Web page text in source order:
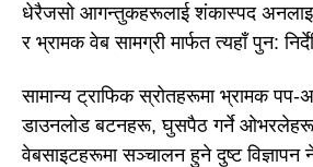
धेरैजसो आगन्तुकहरूलाई शंकास्पद
र भ्रामक वेब सामग्री मार्फत त्यहाँ पुन:
सामान्य ट्राफिक स्रोतहरूमा भ्रामक
डाउनलोड बटनहरू, घुसपैठ गर्ने
वेबसाइटहरूमा सञ्चालन हुने दुष्ट